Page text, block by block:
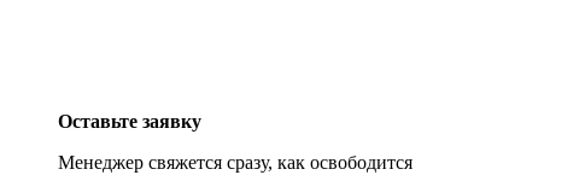
Оставьте заявку
Менеджер свяжется сразу, как освободится